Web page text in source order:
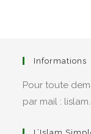
Informations
Pour toute
par mail :